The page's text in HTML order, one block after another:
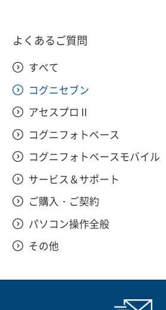
よくあるご質問
すべて
コグニセブン
アセスプロⅡ
コグニフォトベース
コグニフォトベースモバイル
サービス＆サポート
ご購入・ご契約
パソコン操作全般
その他